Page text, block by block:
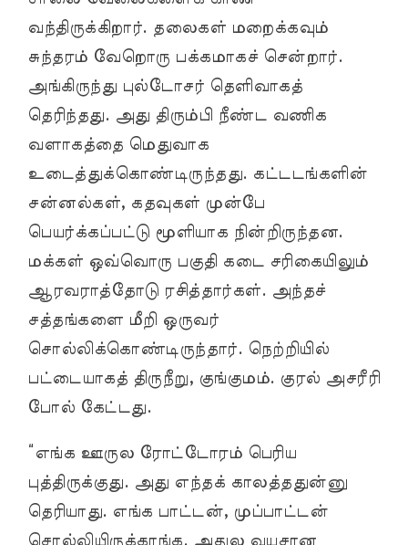
வந்திருக்கிறார். தலைகள் மறைக்கவும்
சுந்தரம் வேறொரு பக்கமாகச் சென்றார்.
அங்கிருந்து புல்டோசர் தெளிவாகத்
தெரிந்தது. அது திரும்பி நீண்ட வணிக
வளாகத்தை மெதுவாக
உடைத்துக்கொண்டிருந்தது. கட்டடங்களின்
சன்னல்கள், கதவுகள் முன்பே
பெயர்க்கப்பட்டு மூளியாக நின்றிருந்தன.
மக்கள் ஒவ்வொரு பகுதி கடை சரிகையிலும்
ஆரவராத்தோடு ரசித்தார்கள். அந்தச்
சத்தங்களை மீறி ஒருவர்
சொல்லிக்கொண்டிருந்தார். நெற்றியில்
பட்டையாகத் திருநீறு, குங்குமம். குரல் அசரீரி
போல் கேட்டது.
“எங்க ஊருல ரோட்டோரம் பெரிய
புத்திருக்குது. அது எந்தக் காலத்ததுன்னு
தெரியாது. எங்க பாட்டன், முப்பாட்டன்
சொல்லியிருக்காங்க. அதுல வயசான